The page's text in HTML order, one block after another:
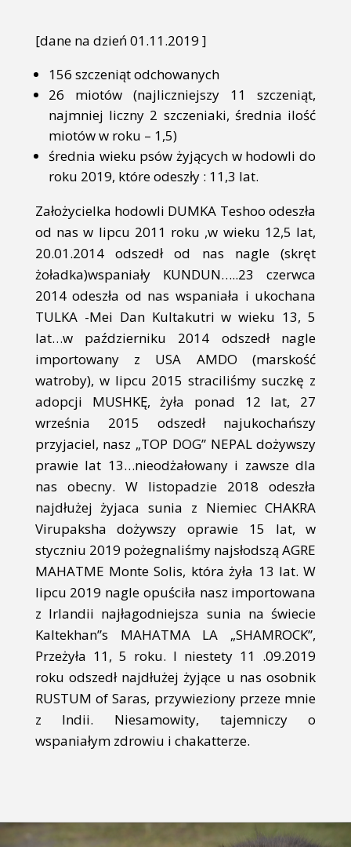
[dane na dzień 01.11.2019 ]
156 szczeniąt odchowanych
26 miotów (najliczniejszy 11 szczeniąt,
najmniej liczny 2 szczeniaki, średnia ilość
miotów w roku – 1,5)
średnia wieku psów żyjących w hodowli do
roku 2019, które odeszły : 11,3 lat.
Założycielka hodowli DUMKA Teshoo odeszła
od nas w lipcu 2011 roku ,w wieku 12,5 lat,
20.01.2014 odszedł od nas nagle (skręt
żoładka)wspaniały KUNDUN…..23 czerwca
2014 odeszła od nas wspaniała i ukochana
TULKA -Mei Dan Kultakutri w wieku 13, 5
lat…w październiku 2014 odszedł nagle
importowany z USA AMDO (marskość
watroby), w lipcu 2015 straciliśmy suczkę z
adopcji MUSHKĘ, żyła ponad 12 lat, 27
września 2015 odszedł najukochańszy
przyjaciel, nasz „TOP DOG” NEPAL dożywszy
prawie lat 13…nieodżałowany i zawsze dla
nas obecny. W listopadzie 2018 odeszła
najdłużej żyjaca sunia z Niemiec CHAKRA
Virupaksha dożywszy oprawie 15 lat, w
styczniu 2019 pożegnaliśmy najsłodszą AGRE
MAHATME Monte Solis, która żyła 13 lat. W
lipcu 2019 nagle opuściła nasz importowana
z Irlandii najłagodniejsza sunia na świecie
Kaltekhan”s MAHATMA LA „SHAMROCK”,
Przeżyła 11, 5 roku. I niestety 11 .09.2019
roku odszedł najdłużej żyjące u nas osobnik
RUSTUM of Saras, przywieziony przeze mnie
z Indii. Niesamowity, tajemniczy o
wspaniałym zdrowiu i chakatterze.